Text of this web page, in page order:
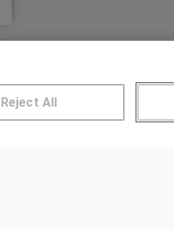
CENTROS DE FORMACIÓN
Reject All